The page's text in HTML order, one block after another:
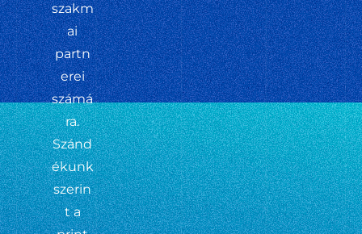
szakm
ai
partn
erei
számá
ra.
Szánd
ékunk
szerin
t a